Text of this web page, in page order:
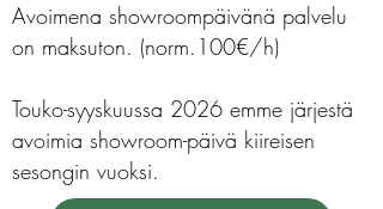
Avoimena showroompäivänä palvelu
on maksuton. (norm.100€/h)
Touko-syyskuussa 2026 emme järjestä
avoimia showroom-päivä kiireisen
sesongin vuoksi.